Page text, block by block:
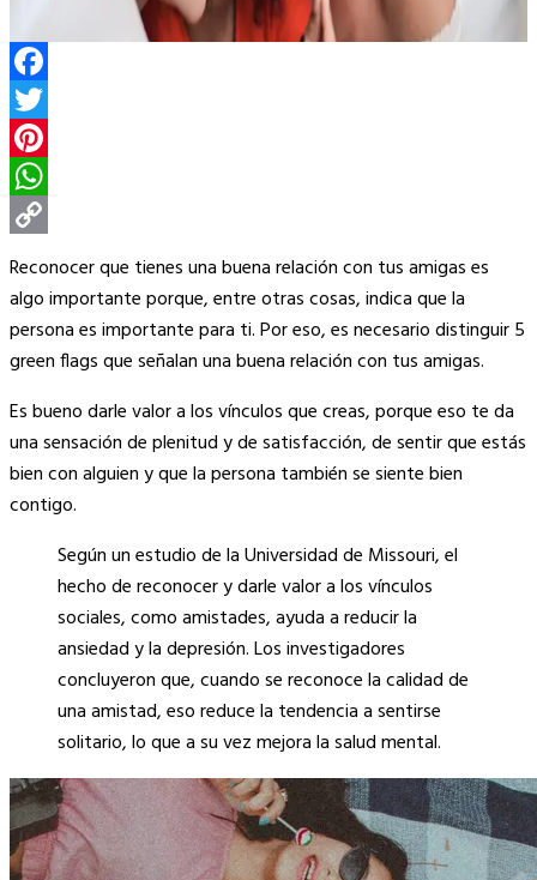
Facebook
Twitter
Pinterest
WhatsApp
Copy
Link
Reconocer que tienes una buena relación con tus amigas es
algo importante porque, entre otras cosas, indica que la
persona es importante para ti. Por eso, es necesario distinguir 5
green flags que señalan una buena relación con tus amigas.
Es bueno darle valor a los vínculos que creas, porque eso te da
una sensación de plenitud y de satisfacción, de sentir que estás
bien con alguien y que la persona también se siente bien
contigo.
Según un estudio de la Universidad de Missouri, el
hecho de reconocer y darle valor a los vínculos
sociales, como amistades, ayuda a reducir la
ansiedad y la depresión. Los investigadores
concluyeron que, cuando se reconoce la calidad de
una amistad, eso reduce la tendencia a sentirse
solitario, lo que a su vez mejora la salud mental.